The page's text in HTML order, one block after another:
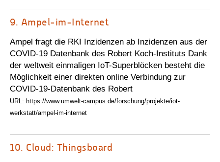
9. Ampel-im-Internet
Ampel fragt die RKI Inzidenzen ab Inzidenzen aus der
COVID-19 Datenbank des Robert Koch-Instituts Dank
der weltweit einmaligen IoT-Superblöcken besteht die
Möglichkeit einer direkten online Verbindung zur
COVID-19-Datenbank des Robert
URL: https://www.umwelt-campus.de/forschung/projekte/iot-
werkstatt/ampel-im-internet
10. Cloud: Thingsboard